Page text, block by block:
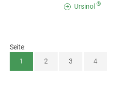
Ursinol ®
Seite:
1
2 3 4